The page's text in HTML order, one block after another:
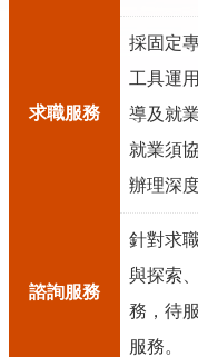
求職服務
採固定
工具運
導及就
就業須
辦理深
諮詢服務
針對求
與探索
務，待
服務。